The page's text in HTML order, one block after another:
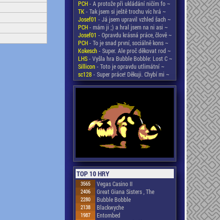
PCH- A protože při ukládání ničím fo ~
TK- Tak jsem si ještě trochu víc hrá ~
Josef01 - Já jsem upravil vzhled šach ~
PCH- mám ji ;) a hral jsem na ni asi ~
Josef01 - Opravdu krásná práce, člově ~
PCH- To je snad první, sociálně kons ~
Kokesch- Super. Ale proč děkovat rod ~
LHS- Vyšla hra Bubble Bobble: Lost C ~
Sillicon- Toto je opravdu utlimátní ~
sc128- Super práce! Děkuji. Chybí mi ~
TOP 10 HRY
3565 Vegas Casino II
2406 Great Giana Sisters , The
2280 Bubble Bobble
2138 Blackwyche
1987 Entombed